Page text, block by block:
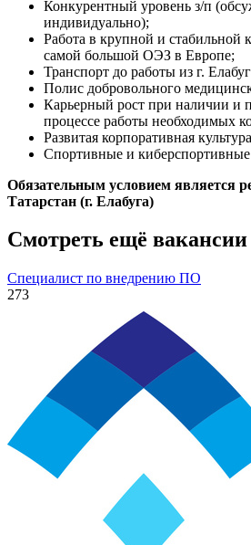
Конкурентный уровень з/п
индивидуально);
Работа в крупной и стабильной
самой большой ОЭЗ в Европе;
Транспорт до работы из г.
Полис добровольного
Карьерный рост при наличии и
процессе работы необходимых
Развитая корпоративная
Спортивные и
Обязательным условием является
Татарстан (г. Елабуга)
Смотреть ещё вакансии
Специалист по внедрению ПО
273